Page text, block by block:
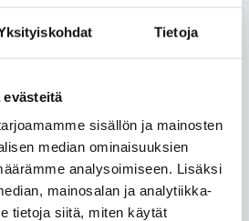
Tietoja
sisällön ja mainosten
median ominaisuuksien
analysoimiseen. Lisäksi
mainosalan ja analytiikka-
tietoja siitä, miten käytät
ja jälleenmyyjä JR-Tools Oy
Frezite Groupin FMT Tooling
jälleenmyyjänä.